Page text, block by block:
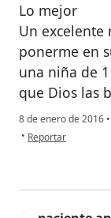
Lo mejor
Un excelente
ponerme en
una niña de
que Dios las
8 de enero de 2016 •
• en opinión del
Reportar